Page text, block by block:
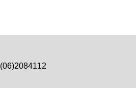
(06)2084112